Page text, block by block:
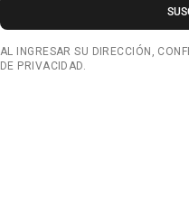
AL INGRESAR SU DIRECCIÓN,
DE PRIVACIDAD.